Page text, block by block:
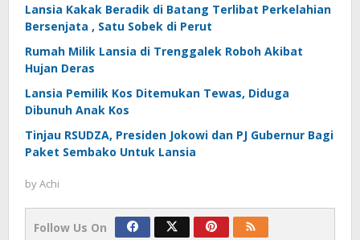
Lansia Kakak Beradik di Batang Terlibat Perkelahian
Bersenjata , Satu Sobek di Perut
Rumah Milik Lansia di Trenggalek Roboh Akibat
Hujan Deras
Lansia Pemilik Kos Ditemukan Tewas, Diduga
Dibunuh Anak Kos
Tinjau RSUDZA, Presiden Jokowi dan PJ Gubernur Bagi
Paket Sembako Untuk Lansia
byAchi
Follow Us On